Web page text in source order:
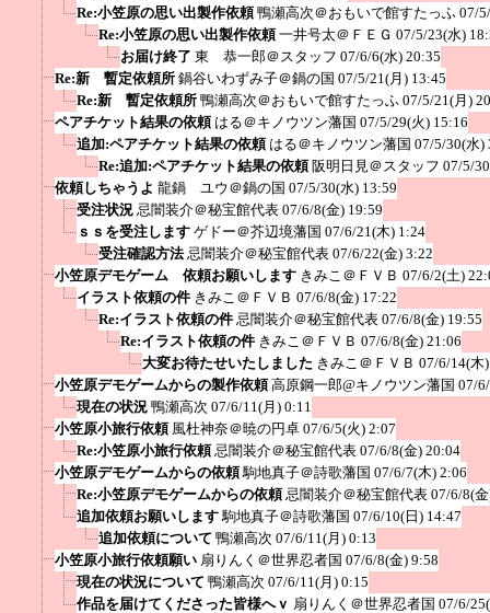
Re:小笠原の思い出製作依頼 鴨瀬高次＠おもいで館すたっふ 07/
Re:小笠原の思い出製作依頼 一井号太＠ＦＥＧ 07/5/23(水)
お届け終了 東 恭一郎＠スタッフ 07/6/6(水) 20:35
Re:新 暫定依頼所 鍋谷いわずみ子＠鍋の国 07/5/21(月) 13:45
Re:新 暫定依頼所 鴨瀬高次＠おもいで館すたっふ 07/5/21(月)
ペアチケット結果の依頼 はる＠キノウツン藩国 07/5/29(火) 15:16
追加:ペアチケット結果の依頼 はる＠キノウツン藩国 07/5/30(水)
Re:追加:ペアチケット結果の依頼 阪明日見＠スタッフ 07/5/
依頼しちゃうよ 龍鍋 ユウ＠鍋の国 07/5/30(水) 13:59
受注状況 忌闇装介＠秘宝館代表 07/6/8(金) 19:59
ｓｓを受注します ゲドー＠芥辺境藩国 07/6/21(木) 1:24
受注確認方法 忌闇装介＠秘宝館代表 07/6/22(金) 3:22
小笠原デモゲーム 依頼お願いします きみこ＠ＦＶＢ 07/6/2(土)
イラスト依頼の件 きみこ＠ＦＶＢ 07/6/8(金) 17:22
Re:イラスト依頼の件 忌闇装介＠秘宝館代表 07/6/8(金) 19:55
Re:イラスト依頼の件 きみこ＠ＦＶＢ 07/6/8(金) 21:06
大変お待たせいたしました きみこ＠ＦＶＢ 07/6/14(木
小笠原デモゲームからの製作依頼 高原鋼一郎@キノウツン藩国 07/
現在の状況 鴨瀬高次 07/6/11(月) 0:11
小笠原小旅行依頼 風杜神奈＠暁の円卓 07/6/5(火) 2:07
Re:小笠原小旅行依頼 忌闇装介＠秘宝館代表 07/6/8(金) 20:04
小笠原デモゲームからの依頼 駒地真子＠詩歌藩国 07/6/7(木) 2:06
Re:小笠原デモゲームからの依頼 忌闇装介＠秘宝館代表 07/6/8(
追加依頼お願いします 駒地真子＠詩歌藩国 07/6/10(日) 14:47
追加依頼について 鴨瀬高次 07/6/11(月) 0:13
小笠原小旅行依頼願い 扇りんく＠世界忍者国 07/6/8(金) 9:58
現在の状況について 鴨瀬高次 07/6/11(月) 0:15
作品を届けてくださった皆様へｖ 扇りんく＠世界忍者国 07/6/